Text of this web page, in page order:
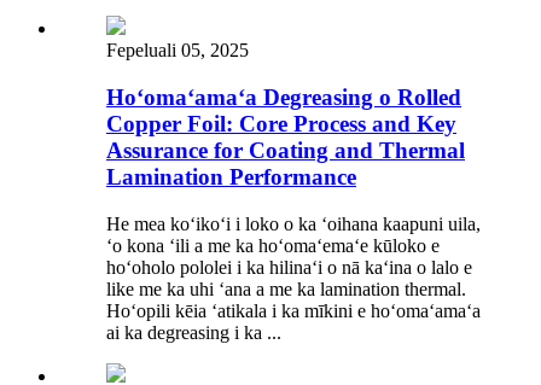
Fepeluali 05, 2025
Hoʻomaʻamaʻa Degreasing o Rolled
Copper Foil: Core Process and Key
Assurance for Coating and Thermal
Lamination Performance
He mea koʻikoʻi i loko o ka ʻoihana kaapuni uila,
ʻo kona ʻili a me ka hoʻomaʻemaʻe kūloko e
hoʻoholo pololei i ka hilinaʻi o nā kaʻina o lalo e
like me ka uhi ʻana a me ka lamination thermal.
Hoʻopili kēia ʻatikala i ka mīkini e hoʻomaʻamaʻa
ai ka degreasing i ka ...